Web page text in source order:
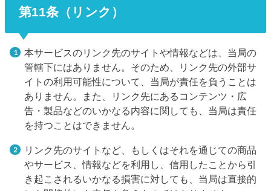
第11条（リンク）
本サービスのリンク先のサイトや情報などは、当局の
管轄下にはありません。そのため、リンク先の外部サ
イトの利用可能性について、当局が責任を負うことは
ありません。また、リンク先にあるコンテンツ・広
告・製品などのいかなる内容に関しても、当局は責任
を持つことはできません。
リンク先のサイトなど、もしくはそれを通じての商品
やサービス、情報などを利用し、信用したことから引
き起こされるいかなる損害に対しても、当局は直接的